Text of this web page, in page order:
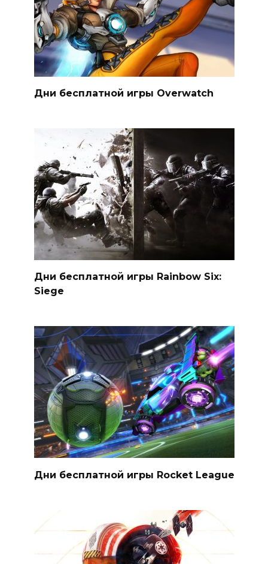
Дни бесплатной игры Overwatch
Дни бесплатной игры Rainbow Six:
Siege
Дни бесплатной игры Rocket League